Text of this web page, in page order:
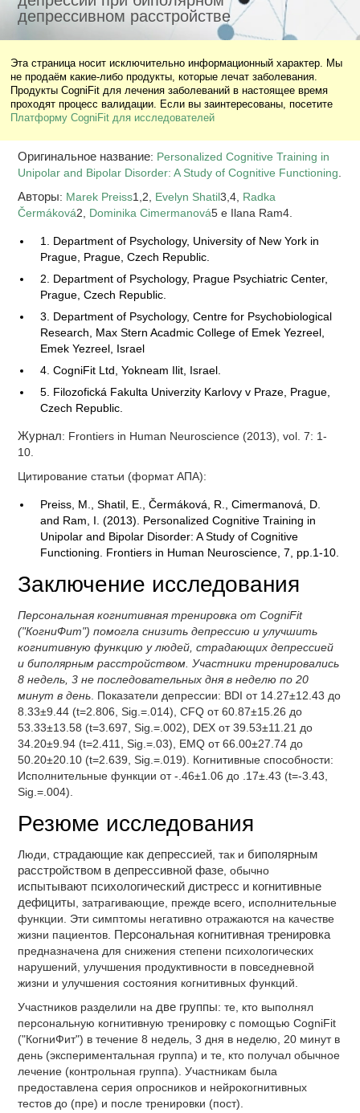
депрессивном расстройстве
Эта страница носит исключительно информационный характер. Мы
не продаём какие-либо продукты, которые лечат заболевания.
Продукты CogniFit для лечения заболеваний в настоящее время
проходят процесс валидации. Если вы заинтересованы, посетите
Платформу CogniFit для исследователей
Оригинальное название: Personalized Cognitive Training in
Unipolar and Bipolar Disorder: A Study of Cognitive Functioning
Авторы: Marek Preiss1,2, Evelyn Shatil3,4, Radka
Čermáková2, Dominika Cimermanová5 e Ilana Ram4.
1. Department of Psychology, University of New York in
Prague, Prague, Czech Republic.
2. Department of Psychology, Prague Psychiatric Center,
Prague, Czech Republic.
3. Department of Psychology, Centre for Psychobiological
Research, Max Stern Acadmic College of Emek Yezreel,
Emek Yezreel, Israel
4. CogniFit Ltd, Yokneam Ilit, Israel.
5. Filozofická Fakulta Univerzity Karlovy v Praze, Prague,
Czech Republic.
Журнал: Frontiers in Human Neuroscience (2013), vol. 7: 1-
10.
Цитирование статьи (формат АПА):
Preiss, M., Shatil, E., Čermáková, R., Cimermanová, D.
and Ram, I. (2013). Personalized Cognitive Training in
Unipolar and Bipolar Disorder: A Study of Cognitive
Functioning. Frontiers in Human Neuroscience, 7, pp.1-10.
Заключение исследования
Персональная когнитивная тренировка от CogniFit
("КогниФит") помогла снизить депрессию и улучшить
когнитивную функцию у людей, страдающих депрессией
и биполярным расстройством. Участники тренировались
8 недель, 3 не последовательных дня в неделю по 20
минут в день . Показатели депрессии: BDI от 14.27±12.43 до
8.33±9.44 (t=2.806, Sig.=.014), CFQ от 60.87±15.26 до
53.33±13.58 (t=3.697, Sig.=.002), DEX от 39.53±11.21 до
34.20±9.94 (t=2.411, Sig.=.03), EMQ от 66.00±27.74 до
50.20±20.10 (t=2.639, Sig.=.019). Когнитивные способности:
Исполнительные функции от -.46±1.06 до .17±.43 (t=-3.43,
Sig.=.004).
Резюме исследования
Люди,страдающие как депрессией , так и биполярным
расстройством в депрессивной фазе , обычно
испытывают психологический дистресс и когнитивные
дефициты , затрагивающие, прежде всего, исполнительные
функции. Эти симптомы негативно отражаются на качестве
жизни пациентов. Персональная когнитивная тренировка
предназначена для снижения степени психологических
нарушений, улучшения продуктивности в повседневной
жизни и улучшения состояния когнитивных функций.
Участников разделили на две группы: те, кто выполнял
персональную когнитивную тренировку с помощью CogniFit
("КогниФит") в течение 8 недель, 3 дня в неделю, 20 минут в
день (экспериментальная группа) и те, кто получал обычное
лечение (контрольная группа). Участникам была
предоставлена серия опросников и нейрокогнитивных
тестов до (пре) и после тренировки (пост).